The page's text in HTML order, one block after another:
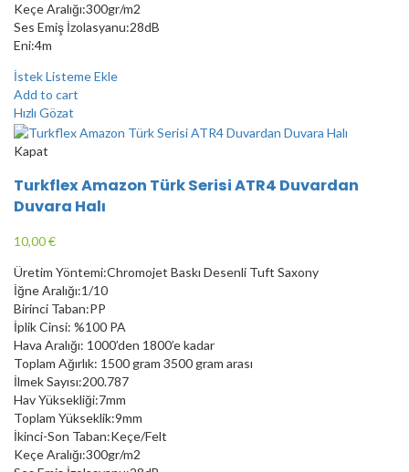
Keçe Aralığı:300gr/m2
Ses Emiş İzolasyanu:28dB
Eni:4m
İstek Listeme Ekle
Add to cart
Hızlı Gözat
Kapat
Turkflex Amazon Türk Serisi ATR4 Duvardan
Duvara Halı
10,00€
Üretim Yöntemi:Chromojet Baskı Desenli Tuft Saxony
İğne Aralığı:1/10
Birinci Taban:PP
İplik Cinsi: %100 PA
Hava Aralığı: 1000’den 1800’e kadar
Toplam Ağırlık: 1500 gram 3500 gram arası
İlmek Sayısı:200.787
Hav Yüksekliği:7mm
Toplam Yükseklik:9mm
İkinci-Son Taban:Keçe/Felt
Keçe Aralığı:300gr/m2